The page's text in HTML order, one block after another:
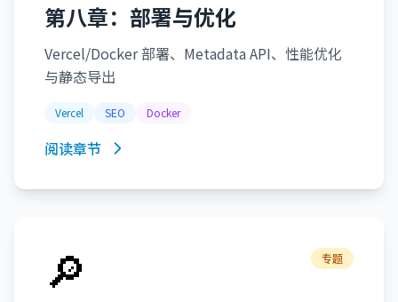
第八章：部署与优化
Vercel/Docker 部署、Metadata API、性能优化
与静态导出
Vercel SEO Docker
阅读章节
🔎 专题